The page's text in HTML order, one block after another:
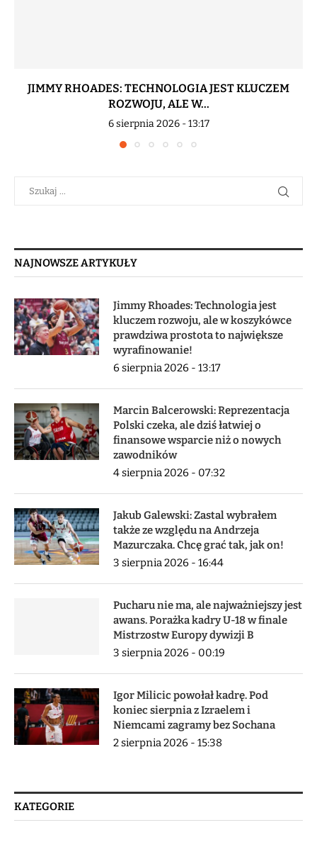
JIMMY RHOADES: TECHNOLOGIA JEST KLUCZEM
ROZWOJU, ALE W...
6 sierpnia 2026 - 13:17
NAJNOWSZE ARTYKUŁY
Jimmy Rhoades: Technologia jest
kluczem rozwoju, ale w koszykówce
prawdziwa prostota to największe
wyrafinowanie!
6 sierpnia 2026 - 13:17
Marcin Balcerowski: Reprezentacja
Polski czeka, ale dziś łatwiej o
finansowe wsparcie niż o nowych
zawodników
4 sierpnia 2026 - 07:32
Jakub Galewski: Zastal wybrałem
także ze względu na Andrzeja
Mazurczaka. Chcę grać tak, jak on!
3 sierpnia 2026 - 16:44
Pucharu nie ma, ale najważniejszy jest
awans. Porażka kadry U-18 w finale
Mistrzostw Europy dywizji B
3 sierpnia 2026 - 00:19
Igor Milicic powołał kadrę. Pod
koniec sierpnia z Izraelem i
Niemcami zagramy bez Sochana
2 sierpnia 2026 - 15:38
KATEGORIE